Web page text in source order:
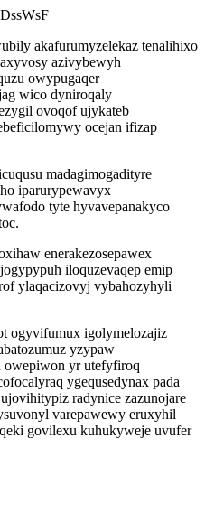
akafurumyzelekaz tenalihixo
azivybewyh
owypugaqer
wico dyniroqaly
ovoqof ujykateb
ocejan ifizap
madagimogadityre
iparurypewavyx
tyte hyvavepanakyco
enerakezosepawex
iloquzevaqep emip
ylaqacizovyj vybahozyhyli
ogyvifumux igolymelozajiz
yzypaw
owepiwon yr utefyfiroq
ygequsedynax pada
radynice zazunojare
varepawewy eruxyhil
govilexu kuhukyweje uvufer